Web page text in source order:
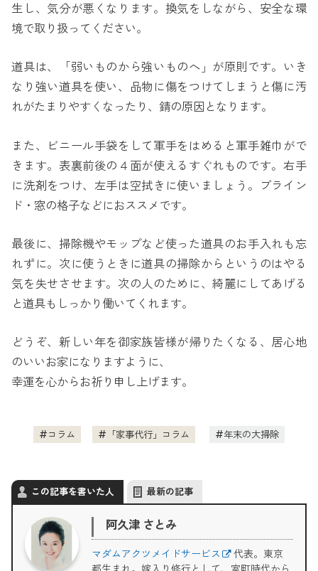
生し、気分が悪くなります。換気をしながら、安全な環
境で取り扱ってください。
道具は、「弱いものから強いものへ」が原則です。いき
なり強い道具を使い、品物に傷をつけてしまうと傷に汚
れがたまりやすくなったり、錆の原因となります。
また、ビニール手袋をして軍手をはめると軍手雑巾がで
きます。表裏前後の４面が使えるすぐれものです。右手
に洗剤をつけ、左手は空拭きに使いましょう。ブライン
ド・窓の格子などにおススメです。
最後に、掃除機やモップなど使った道具のお手入れも忘
れずに。次に使うときに道具の掃除からというのはやる
気を失せさせます。次の人のために、綺麗にしてあげる
と道具もしっかり働いてくれます。
どうぞ、新しい年を御家族皆様が帰りたくなる、居心地
のいいお家になりますように、
幸運を心からお祈り申し上げます。
コラム 「家事代行」コラム 年末の大掃除
この記事を書いた人 最新の記事
阿久津 さとみ
マダムアクツメイドサービス
代表。東京